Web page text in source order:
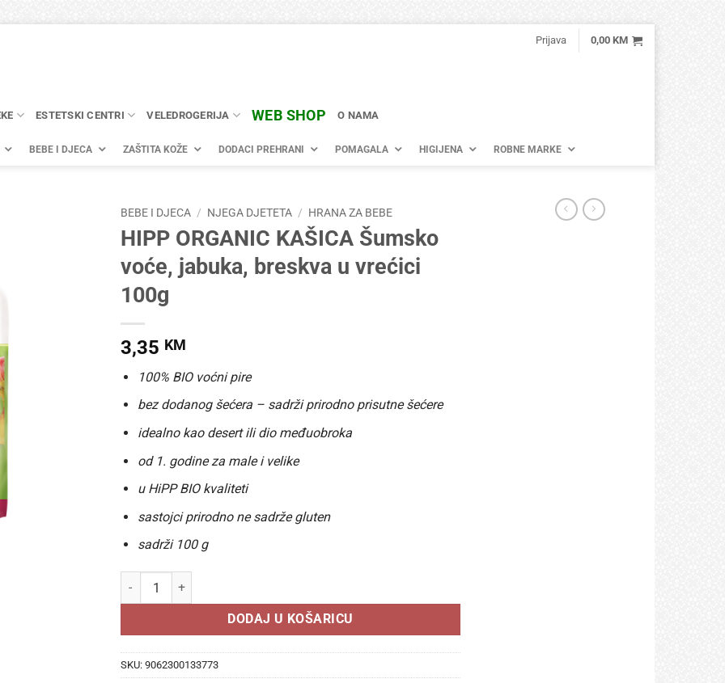
Prijava 0,00 KM
ESTETSKI CENTRI VELEDROGERIJA WEB SHOP O NAMA
BEBE I DJECA ZAŠTITA KOŽE DODACI PREHRANI POMAGALA HIGIJENA ROBNE MARKE
BEBE I DJECA / NJEGA DJETETA / HRANA ZA BEBE
HIPP ORGANIC KAŠICA Šumsko
voće, jabuka, breskva u vrećici
100g
3,35 KM
100% BIO voćni pire
bez dodanog šećera – sadrži prirodno prisutne šećere
idealno kao desert ili dio međuobroka
od 1. godine za male i velike
u HiPP BIO kvaliteti
sastojci prirodno ne sadrže gluten
sadrži 100 g
HIPP ORGANIC KAŠICA Šumsko voće, jabuka, breskva u vrećici 100g količina
DODAJ U KOŠARICU
SKU: 9062300133773